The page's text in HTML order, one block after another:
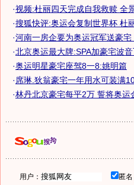
·视频:杜丽四天完成自我救赎 全
·搜狐快评:奥运会复制世界杯 杜
·河南一房企要为奥运冠军送豪宅
·北京奥运最大牌:SPA加豪宅波
·奥运明星豪宅座驾8一8:姚明篇
· 席琳.狄翁豪宅一年用水可装满
·林丹北京豪宅每平2万 誓将奥运
用户： 匿